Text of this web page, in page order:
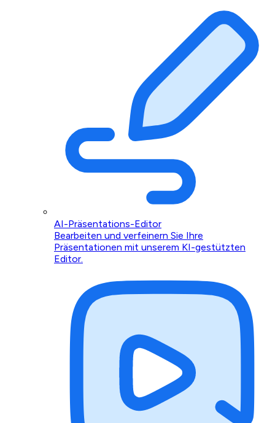
AI-Präsentations-Editor
Bearbeiten und verfeinern Sie Ihre
Präsentationen mit unserem KI-gestützten
Editor.